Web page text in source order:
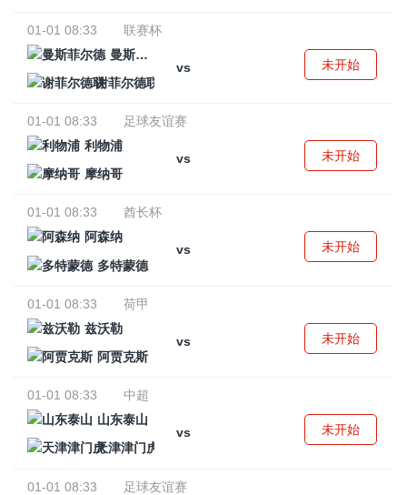
01-01 08:33
联赛杯
曼斯菲尔德
vs
谢菲尔德联
未开始
01-01 08:33
足球友谊赛
利物浦
vs
摩纳哥
未开始
01-01 08:33
酋长杯
阿森纳
vs
多特蒙德
未开始
01-01 08:33
荷甲
兹沃勒
vs
阿贾克斯
未开始
01-01 08:33
中超
山东泰山
vs
天津津门虎
未开始
01-01 08:33
足球友谊赛